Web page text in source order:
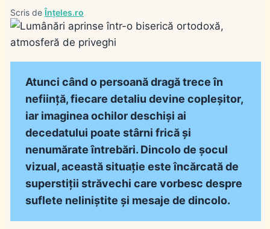
Scris de Înțeles.ro
Atunci când o persoană dragă trece în
neființă, fiecare detaliu devine copleșitor,
iar imaginea ochilor deschiși ai
decedatului poate stârni frică și
nenumărate întrebări. Dincolo de șocul
vizual, această situație este încărcată de
superstiții străvechi care vorbesc despre
suflete neliniștite și mesaje de dincolo.